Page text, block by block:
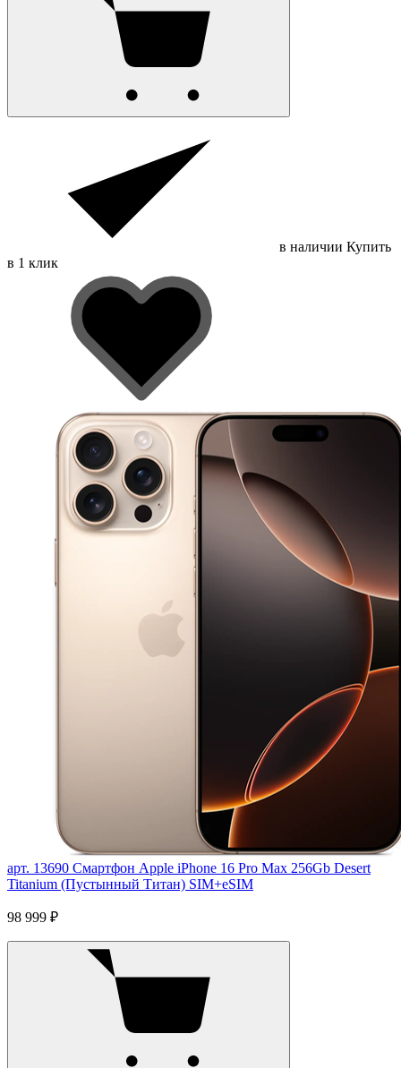
в наличии Купить
в 1 клик
арт. 13690 Смартфон Apple iPhone 16 Pro Max 256Gb Desert
Titanium (Пустынный Титан) SIM+eSIM
98 999 ₽